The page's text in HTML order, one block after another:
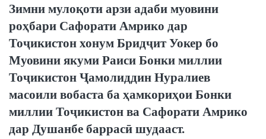
Зимни мулоқоти арзи адаби муовини
роҳбари Сафорати Амрико дар
Тоҷикистон хонум Бридҷит Уокер бо
Муовини якуми Раиси Бонки миллии
Тоҷикистон Ҷамолиддин Нуралиев
масоили вобаста ба ҳамкориҳои Бонки
миллии Тоҷикистон ва Сафорати Амрико
дар Душанбе баррасӣ шудааст.